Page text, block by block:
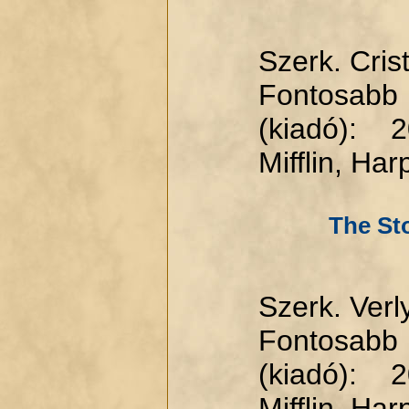
Szerk.
(kiadó):
Mifflin,
The
Szerk.
(kiadó):